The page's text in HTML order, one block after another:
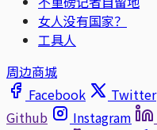
女人没有国家？
工具人
周边商城
Facebook
Twitter
Github
Instagram